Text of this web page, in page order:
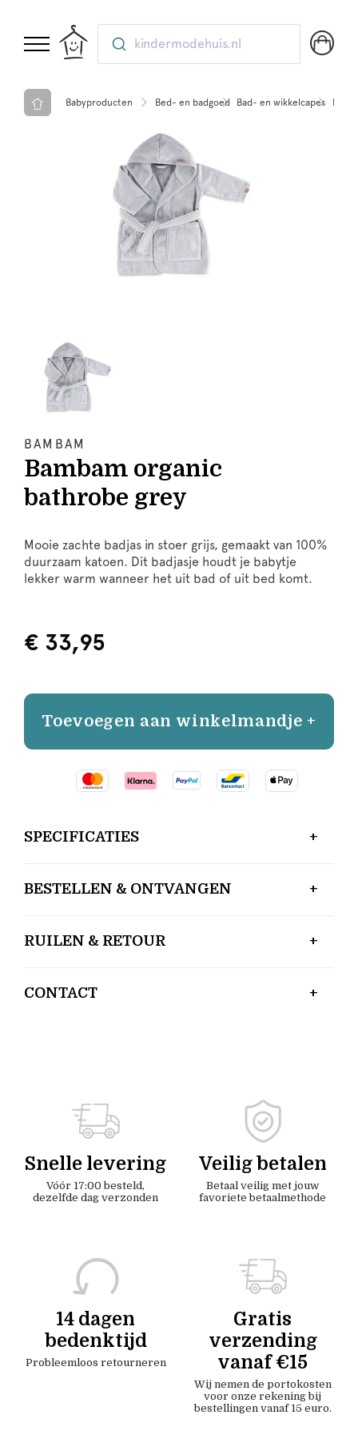
kindermodehuis.nl
Babyproducten Bed- en badgoed Bad- en wikkelcapes
BAMBAM
Bambam organic
bathrobe grey
Mooie zachte badjas in stoer grijs, gemaakt van 100%
duurzaam katoen. Dit badjasje houdt je babytje
lekker warm wanneer het uit bad of uit bed komt.
€ 33,95
Toevoegen aan winkelmandje +
SPECIFICATIES
BESTELLEN & ONTVANGEN
RUILEN & RETOUR
CONTACT
Snelle levering
Vóór 17:00 besteld,
dezelfde dag verzonden
Veilig betalen
Betaal veilig met jouw
favoriete betaalmethode
14 dagen
bedenktijd
Probleemloos retourneren
Gratis
verzending
vanaf €15
Wij nemen de portokosten
voor onze rekening bij
bestellingen vanaf 15 euro.